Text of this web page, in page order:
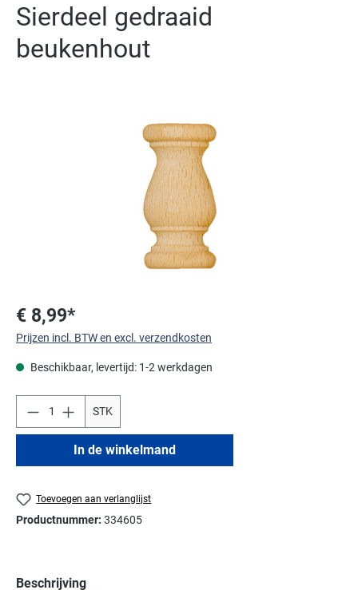
Sierdeel gedraaid
beukenhout
€ 8,99*
Prijzen incl. BTW en excl. verzendkosten
Beschikbaar, levertijd: 1-2 werkdagen
STK
In de winkelmand
Toevoegen aan verlanglijst
Productnummer: 334605
Beschrijving